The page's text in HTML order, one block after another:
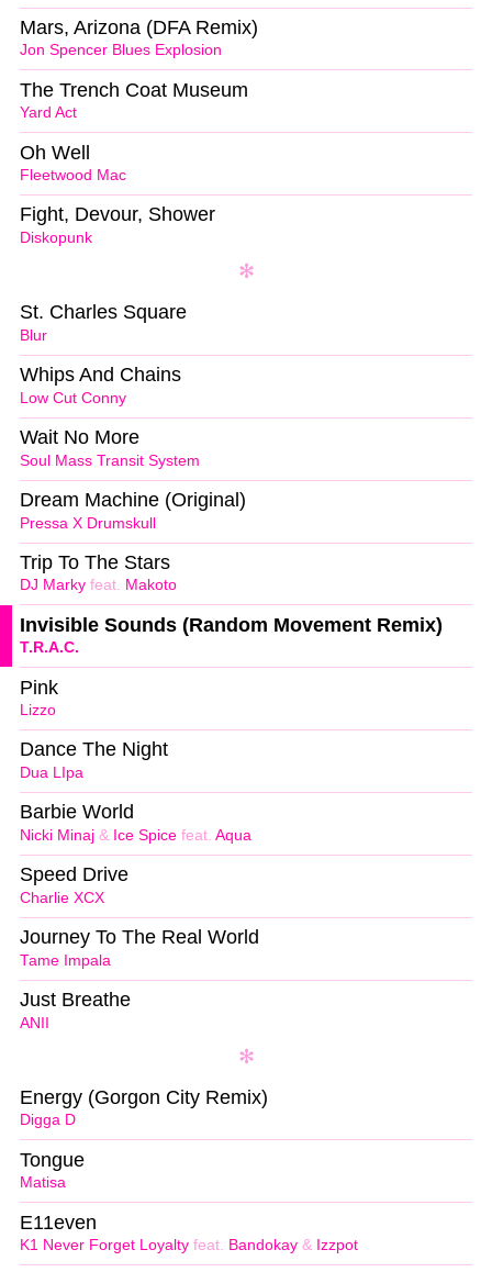
Jon Spencer Blues Explosion
Mars, Arizona (DFA Remix)
Yard Act
The Trench Coat Museum
Fleetwood Mac
Oh Well
Diskopunk
Fight, Devour, Shower
Blur
St. Charles Square
Low Cut Conny
Whips And Chains
Soul Mass Transit System
Wait No More
Pressa X Drumskull
Dream Machine (Original)
DJ Marky feat. Makoto
Trip To The Stars
T.R.A.C.
Invisible Sounds (Random Movement Remix)
Lizzo
Pink
Dua LIpa
Dance The Night
Nicki Minaj & Ice Spice feat. Aqua
Barbie World
Charlie XCX
Speed Drive
Tame Impala
Journey To The Real World
ANII
Just Breathe
Digga D
Energy (Gorgon City Remix)
Matisa
Tongue
K1 Never Forget Loyalty feat. Bandokay & Izzpot
E11even